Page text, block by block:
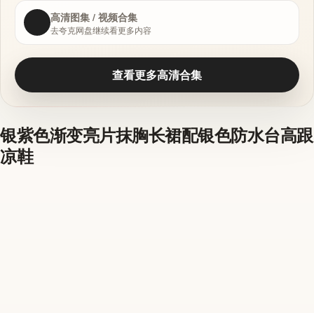
高清图集 / 视频合集
去夸克网盘继续看更多内容
查看更多高清合集
银紫色渐变亮片抹胸长裙配银色防水台高跟
凉鞋